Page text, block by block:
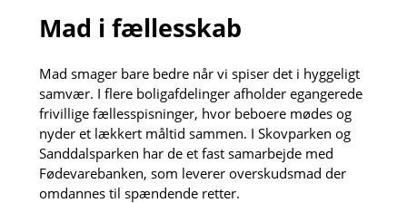
Mad i fællesskab
Mad smager bare bedre når vi spiser det i hyggeligt
samvær. I flere boligafdelinger afholder egangerede
frivillige fællesspisninger, hvor beboere mødes og
nyder et lækkert måltid sammen. I Skovparken og
Sanddalsparken har de et fast samarbejde med
Fødevarebanken, som leverer overskudsmad der
omdannes til spændende retter.